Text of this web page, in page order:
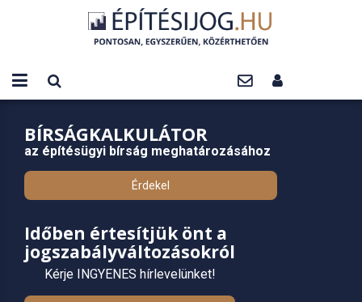
BÍRSÁGKALKULÁTOR
az építésügyi bírság meghatározásához
Érdekel
Időben értesítjük önt a
jogszabályváltozásokról
Kérje INGYENES hírlevelünket!